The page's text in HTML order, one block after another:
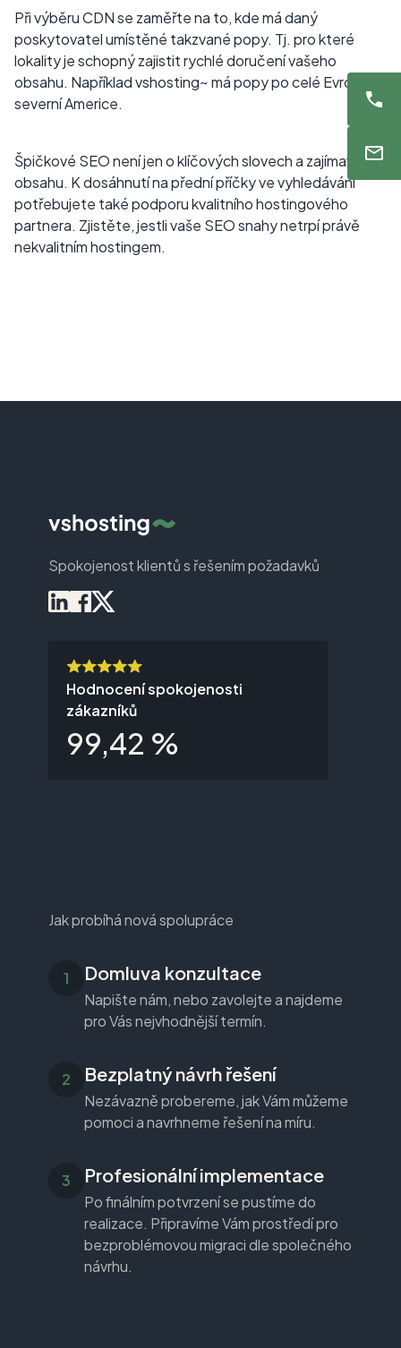
Při výběru CDN se zaměřte na to, kde má daný
poskytovatel umístěné takzvané popy. Tj. pro které
lokality je schopný zajistit rychlé doručení vašeho
obsahu. Například vshosting~ má popy po celé Evropě i
severní Americe.
Špičkové SEO není jen o klíčových slovech a zajímavém
obsahu. K dosáhnutí na přední příčky ve vyhledávání
potřebujete také podporu kvalitního hostingového
partnera. Zjistěte, jestli vaše SEO snahy netrpí právě
nekvalitním hostingem.
Spokojenost klientů s řešením požadavků
Hodnocení spokojenosti
zákazníků
99,42 %
Jak probíhá nová spolupráce
Domluva konzultace
Napište nám, nebo zavolejte a najdeme
pro Vás nejvhodnější termín.
Bezplatný návrh řešení
Nezávazně probereme, jak Vám můžeme
pomoci a navrhneme řešení na míru.
Profesionální implementace
Po finálním potvrzení se pustíme do
realizace. Připravíme Vám prostředí pro
bezproblémovou migraci dle společného
návrhu.